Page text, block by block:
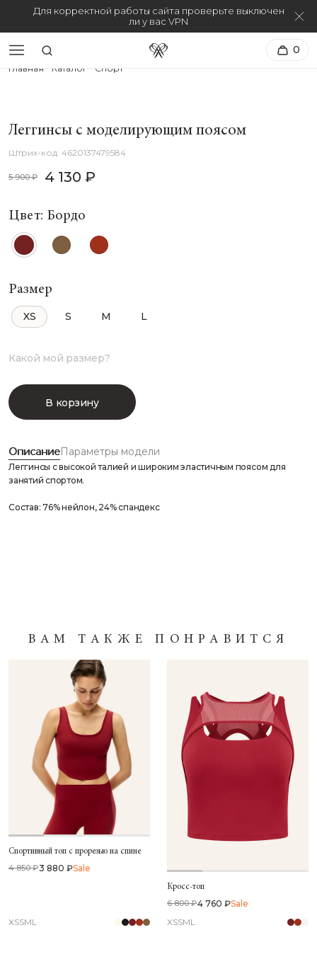
Для корректной работы сайта проверьте выключен
ли у вас VPN
0
Главная Каталог Спорт
Леггинсы с моделирующим поясом
4620137479584
5 900 ₽ 4 130 ₽
Цвет: Бордо
Размер
XS S M L
Какой мой размер?
В корзину
Описание
Леггинсы с высокой талией и широким эластичным поясом для
занятий спортом.
Состав: 76% нейлон, 24% спандекс
Параметры модели
ВАМ ТАКЖЕ ПОНРАВИТСЯ
Спортивный топ с прорезью на спине
4 850 ₽3 880 ₽Sale
XSSML
Кросс-топ
6 800 ₽4 760 ₽Sale
XSSML